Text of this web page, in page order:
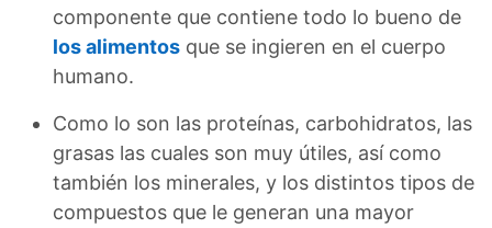
componente que contiene todo lo bueno de
los alimentos que se ingieren en el cuerpo
humano.
Como lo son las proteínas, carbohidratos, las
grasas las cuales son muy útiles, así como
también los minerales, y los distintos tipos de
compuestos que le generan una mayor